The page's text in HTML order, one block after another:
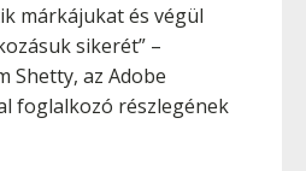
márkájukat és végül
sikerét” –
Shetty, az Adobe
foglalkozó részlegének